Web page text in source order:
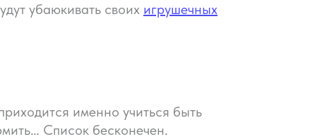
убаюкивать своих игрушечных
именно учиться быть
Список бесконечен.